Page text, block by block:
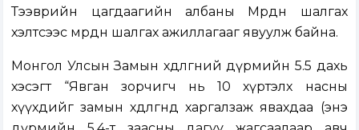
Тээврийн цагдаагийн албаны Мөрдөн шалгах
хэлтсээс мөрдөн шалгах ажиллагааг явуулж байна.
Монгол Улсын Замын хөдөлгөөний дүрмийн 5.5 дахь
хэсэгт “Явган зорчигч нь 10 хүртэлх насны
хүүхдийг замын хөдөлгөөнд харгалзаж явахдаа (энэ